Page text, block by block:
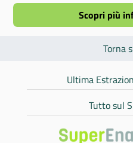
Scopri più
Torna
Ultima
Tutto sul